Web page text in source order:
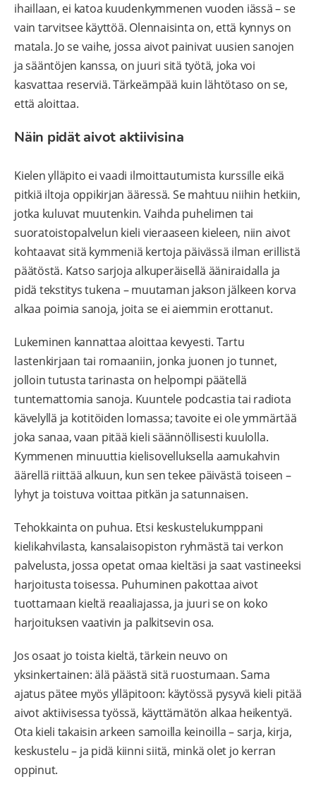
ihaillaan, ei katoa kuudenkymmenen vuoden iässä – se
vain tarvitsee käyttöä. Olennaisinta on, että kynnys on
matala. Jo se vaihe, jossa aivot painivat uusien sanojen
ja sääntöjen kanssa, on juuri sitä työtä, joka voi
kasvattaa reserviä. Tärkeämpää kuin lähtötaso on se,
että aloittaa.
Näin pidät aivot aktiivisina
Kielen ylläpito ei vaadi ilmoittautumista kurssille eikä
pitkiä iltoja oppikirjan ääressä. Se mahtuu niihin hetkiin,
jotka kuluvat muutenkin. Vaihda puhelimen tai
suoratoistopalvelun kieli vieraaseen kieleen, niin aivot
kohtaavat sitä kymmeniä kertoja päivässä ilman erillistä
päätöstä. Katso sarjoja alkuperäisellä ääniraidalla ja
pidä tekstitys tukena – muutaman jakson jälkeen korva
alkaa poimia sanoja, joita se ei aiemmin erottanut.
Lukeminen kannattaa aloittaa kevyesti. Tartu
lastenkirjaan tai romaaniin, jonka juonen jo tunnet,
jolloin tutusta tarinasta on helpompi päätellä
tuntemattomia sanoja. Kuuntele podcastia tai radiota
kävelyllä ja kotitöiden lomassa; tavoite ei ole ymmärtää
joka sanaa, vaan pitää kieli säännöllisesti kuulolla.
Kymmenen minuuttia kielisovelluksella aamukahvin
äärellä riittää alkuun, kun sen tekee päivästä toiseen –
lyhyt ja toistuva voittaa pitkän ja satunnaisen.
Tehokkainta on puhua. Etsi keskustelukumppani
kielikahvilasta, kansalaisopiston ryhmästä tai verkon
palvelusta, jossa opetat omaa kieltäsi ja saat vastineeksi
harjoitusta toisessa. Puhuminen pakottaa aivot
tuottamaan kieltä reaaliajassa, ja juuri se on koko
harjoituksen vaativin ja palkitsevin osa.
Jos osaat jo toista kieltä, tärkein neuvo on
yksinkertainen: älä päästä sitä ruostumaan. Sama
ajatus pätee myös ylläpitoon: käytössä pysyvä kieli pitää
aivot aktiivisessa työssä, käyttämätön alkaa heikentyä.
Ota kieli takaisin arkeen samoilla keinoilla – sarja, kirja,
keskustelu – ja pidä kiinni siitä, minkä olet jo kerran
oppinut.